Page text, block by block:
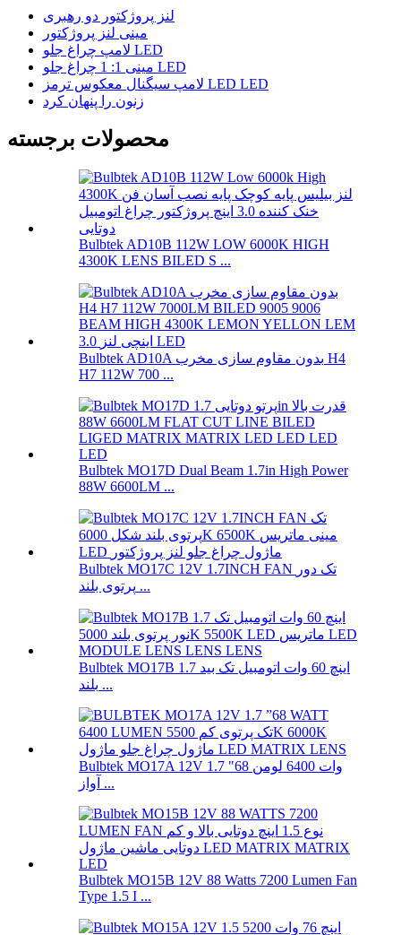
لنز پروژکتور دو رهبری
مینی لنز پروژکتور
لامپ چراغ جلو LED
مینی 1: 1 چراغ جلو LED
لامپ سیگنال معکوس ترمز LED LED
زنون را پنهان کرد
محصولات برجسته
Bulbtek AD10B 112W LOW 6000K HIGH
4300K ​​LENS BILED S ...
Bulbtek AD10A بدون مقاوم سازی مخرب H4
H7 112W 700 ...
Bulbtek MO17D Dual Beam 1.7in High Power
88W 6600LM ...
Bulbtek MO17C 12V 1.7INCH FAN تک دور
پرتوی بلند ...
Bulbtek MO17B 1.7 اینچ 60 وات اتومبیل تک بید
بلند ...
Bulbtek MO17A 12V 1.7 "68 وات 6400 لومن
آواز ...
Bulbtek MO15B 12V 88 Watts 7200 Lumen Fan
Type 1.5 I ...